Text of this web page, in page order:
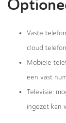
Vaste
cloud
Mobiele
een vast
Televisie:
ingezet kan